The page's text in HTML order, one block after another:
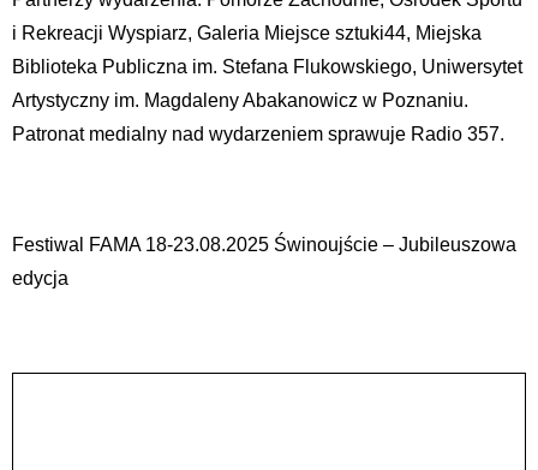
i Rekreacji Wyspiarz, Galeria Miejsce sztuki44, Miejska
Biblioteka Publiczna im. Stefana Flukowskiego, Uniwersytet
Artystyczny im. Magdaleny Abakanowicz w Poznaniu.
Patronat medialny nad wydarzeniem sprawuje Radio 357.
Festiwal FAMA 18-23.08.2025 Świnoujście – Jubileuszowa
edycja